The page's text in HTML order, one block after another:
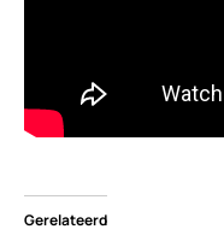
Gerelateerd